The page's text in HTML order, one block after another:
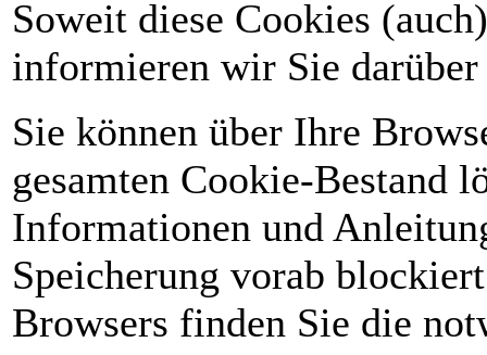
Soweit diese Cookies
informieren wir Sie
Sie können über Ihre
gesamten Cookie-Bestand
Informationen und
Speicherung vorab
Browsers finden Sie die